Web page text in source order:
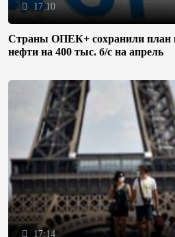
17:10
Страны ОПЕК+ сохранили план
нефти на 400 тыс. б/с на апрель
17:14